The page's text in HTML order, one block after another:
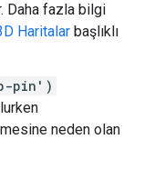
Daha fazla bilgi
Haritalar başlıklı
pin')
neden olan